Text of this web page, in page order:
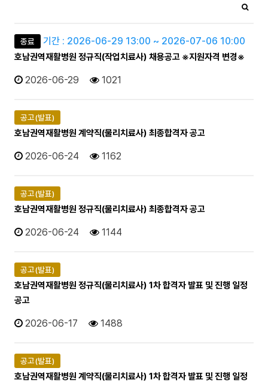
종료 기간 : 2026-06-29 13:00 ~ 2026-07-06 10:00
호남권역재활병원 정규직(작업치료사) 채용공고 ※지원자격 변경※
2026-06-29 1021
공고(발표)
호남권역재활병원 계약직(물리치료사) 최종합격자 공고
2026-06-24 1162
공고(발표)
호남권역재활병원 정규직(물리치료사) 최종합격자 공고
2026-06-24 1144
공고(발표)
호남권역재활병원 정규직(물리치료사) 1차 합격자 발표 및 진행 일정
공고
2026-06-17 1488
공고(발표)
호남권역재활병원 계약직(물리치료사) 1차 합격자 발표 및 진행 일정